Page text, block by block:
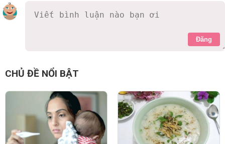
Đăng
CHỦ ĐỀ NỔI BẬT